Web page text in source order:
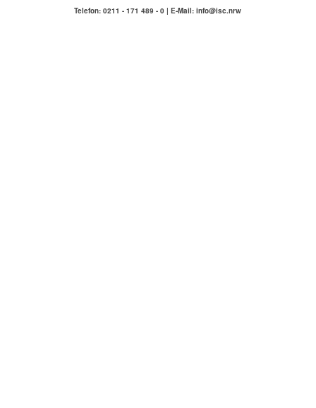
Telefon: 0211 - 171 489 - 0 | E-Mail: info@isc.nrw